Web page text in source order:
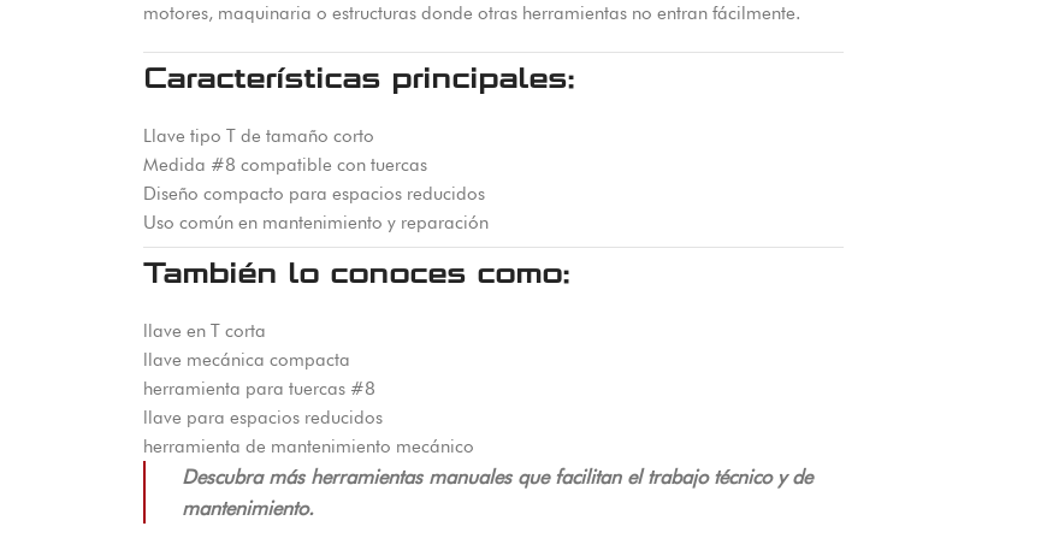
motores, maquinaria o estructuras donde otras herramientas no entran fácilmente.
Características principales:
Llave tipo T de tamaño corto
Medida #8 compatible con tuercas
Diseño compacto para espacios reducidos
Uso común en mantenimiento y reparación
También lo conoces como:
llave en T corta
llave mecánica compacta
herramienta para tuercas #8
llave para espacios reducidos
herramienta de mantenimiento mecánico
Descubra más herramientas manuales que facilitan el trabajo técnico y de
mantenimiento.